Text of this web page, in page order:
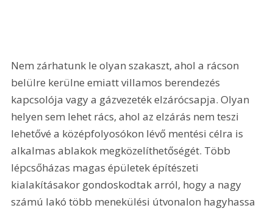
Nem zárhatunk le olyan szakaszt, ahol a rácson
belülre kerülne emiatt villamos berendezés
kapcsolója vagy a gázvezeték elzárócsapja. Olyan
helyen sem lehet rács, ahol az elzárás nem teszi
lehetővé a középfolyosókon lévő mentési célra is
alkalmas ablakok megközelíthetőségét. Több
lépcsőházas magas épületek építészeti
kialakításakor gondoskodtak arról, hogy a nagy
számú lakó több menekülési útvonalon hagyhassa